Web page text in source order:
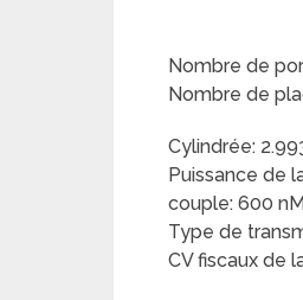
Nombre de
Nombre de
Cylindrée:
Puissance de
couple: 600
Type de
CV fiscaux de